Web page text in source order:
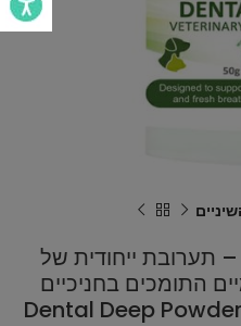
+Broadreach Nature – תערובת ייחודית של
התומכים בחניכיים